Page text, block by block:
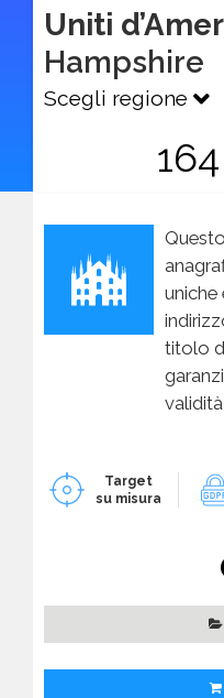
Uniti
Hampshire
Scegli regione
uniche
titolo
Target
su misura